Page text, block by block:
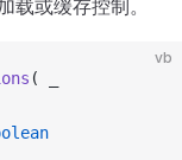
或缓存控制。
vb
( _